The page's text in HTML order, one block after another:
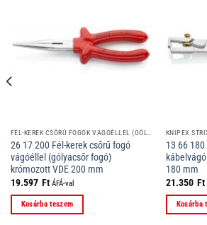
FÉL-KEREK CSŐRŰ FOGÓK VÁGÓÉLLEL (GÓLYACSŐR FOGÓK)
26 17 200 Fél-kerek csőrű fogó
vágóéllel (gólyacsőr fogó)
krómozott VDE 200 mm
19.597 Ft ÁFÁ-val
Kosárba teszem
13 66
180 mm
21.350 Ft
Kosárba